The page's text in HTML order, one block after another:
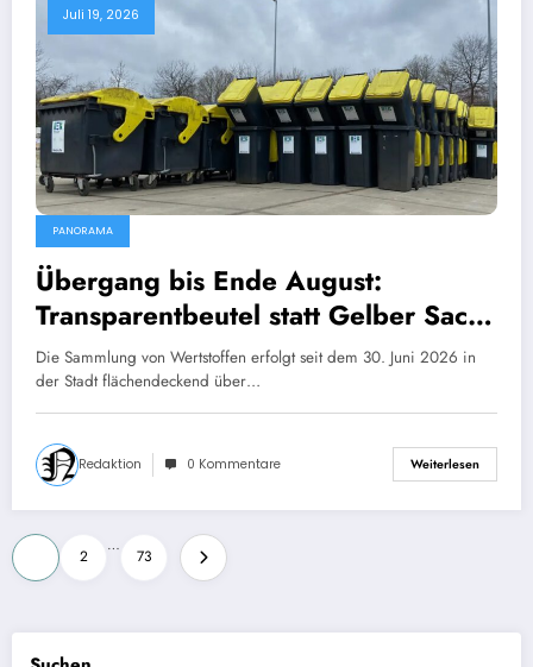
Juli 19, 2026
PANORAMA
Übergang bis Ende August:
Transparentbeutel statt Gelber Sack
in Teilen des AHE-Gebiets
Die Sammlung von Wertstoffen erfolgt seit dem 30. Juni 2026 in
der Stadt flächendeckend über…
Redaktion 0 Kommentare Weiterlesen
Seitennummerierung
der
Beiträge
2
…
73